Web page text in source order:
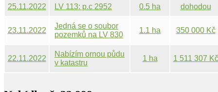
viničních tratí na
Znojemsku -
Načeratický kopec.
LV 611. Jedná se o
dva pozemky -
samotná vinice o
výměře 5146m2 a
cesta k vinici o
25.11.2022 LV 113: p.c 2952 0.5 ha dohodou
23.11.2022
Jedná se o soubor
pozemků na LV 830
podíl z celkové
výměry 55 351 m2 v
1.1 ha 350 000 Kč
22.11.2022
Nabízím ornou půdu
v katastru
propachtovaný, na
1 ha 1 511 307 Kč